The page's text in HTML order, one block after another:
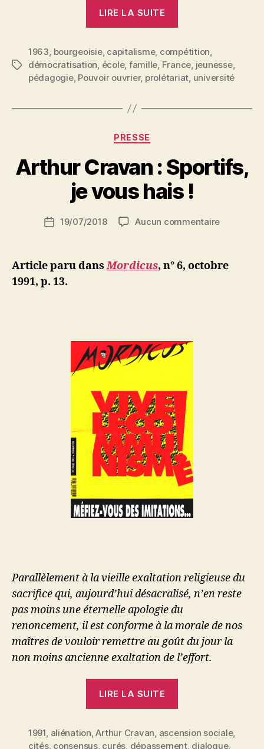
LIRE LA SUITE
? »
Étiquettes
1963, bourgeoisie, capitalisme, compétition,
démocratisation, école, famille, France, jeunesse,
pédagogie, Pouvoir ouvrier, prolétariat, université
Catégories
PRESSE
Arthur Cravan : Sportifs,
je vous hais !
de
a
S
N
ji
b
Date19/07/2018 Aucun commentairesur
Sportifs,
Article paru dansMordicus, n° 6, octobre
1991, p. 13.
Parallèlement à la vieille exaltation religieuse du
sacrifice qui, aujourd’hui désacralisé, n’en reste
pas moins une éternelle apologie du
renoncement, il est conforme à la morale de nos
maîtres de vouloir remettre au goût du jour la
non moins ancienne exaltation de l’effort.
LIRE LA SUITE
Sportifs,
1991, aliénation,Arthur Cravan, ascension sociale,
cités, consensus, curés, dépassement, dialogue,